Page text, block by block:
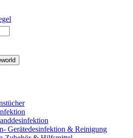
Gerätedesinfektion & Reinigung